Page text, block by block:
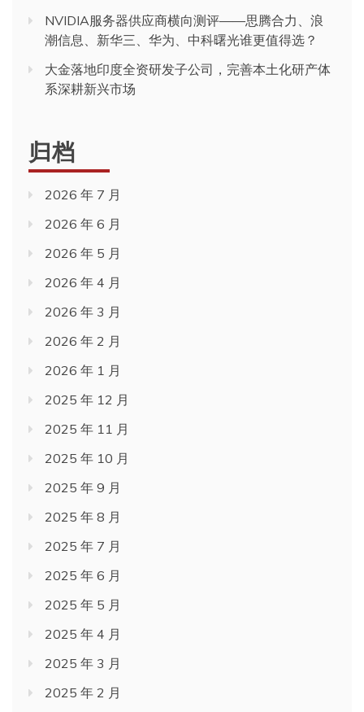
NVIDIA服务器供应商横向测评——思腾合力、浪
潮信息、新华三、华为、中科曙光谁更值得选？
大金落地印度全资研发子公司，完善本土化研产体
系深耕新兴市场
归档
2026 年 7 月
2026 年 6 月
2026 年 5 月
2026 年 4 月
2026 年 3 月
2026 年 2 月
2026 年 1 月
2025 年 12 月
2025 年 11 月
2025 年 10 月
2025 年 9 月
2025 年 8 月
2025 年 7 月
2025 年 6 月
2025 年 5 月
2025 年 4 月
2025 年 3 月
2025 年 2 月